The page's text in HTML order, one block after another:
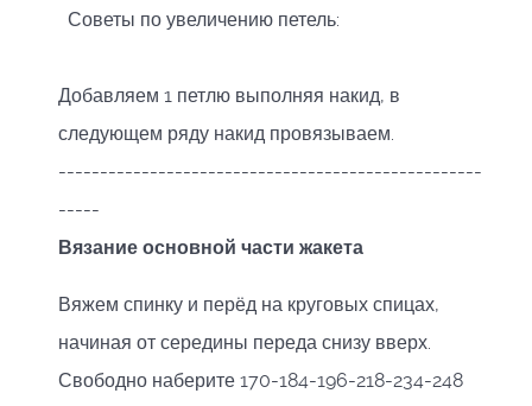
Советы по увеличению петель:
Добавляем 1 петлю выполняя накид, в
следующем ряду накид провязываем.
---------------------------------------------------
-----
Вязание основной части жакета
Вяжем спинку и перёд на круговых спицах,
начиная от середины переда снизу вверх.
Свободно наберите 170-184-196-218-234-248